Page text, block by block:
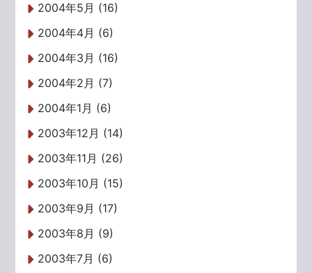
2004年5月 (16)
2004年4月 (6)
2004年3月 (16)
2004年2月 (7)
2004年1月 (6)
2003年12月 (14)
2003年11月 (26)
2003年10月 (15)
2003年9月 (17)
2003年8月 (9)
2003年7月 (6)